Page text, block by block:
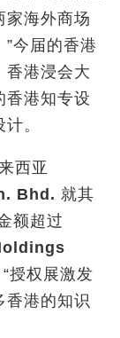
家海外商场
今届的香港
香港浸会大
香港知专设
。
西亚
Bhd. 就其
额超过
授权展激发
香港的知识